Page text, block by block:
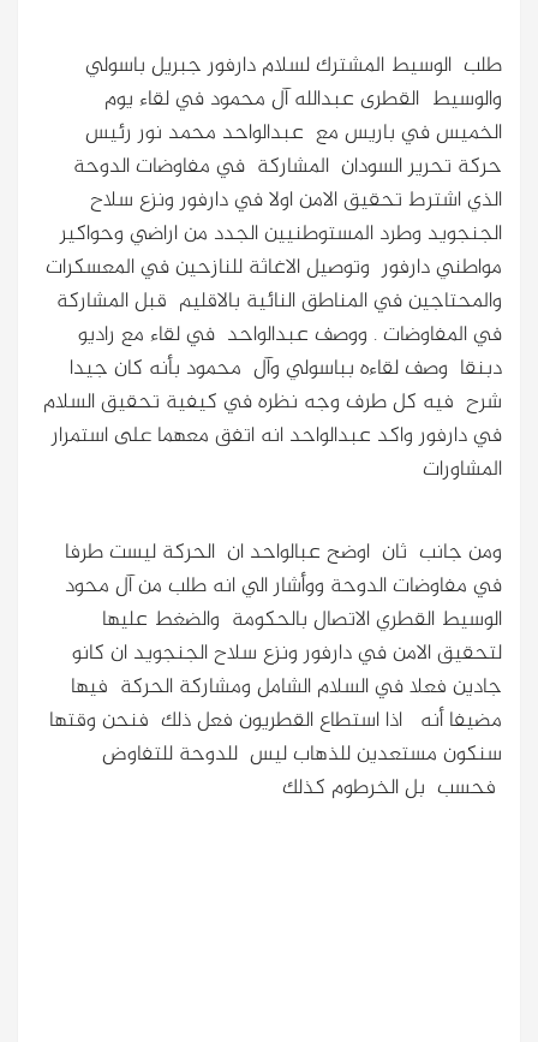
طلب الوسيط المشترك لسلام دارفور جبريل باسولي
والوسيط القطرى عبدالله آل محمود في لقاء يوم
الخميس في باريس مع عبدالواحد محمد نور رئيس
حركة تحرير السودان المشاركة في مفاوضات الدوحة
الذي اشترط تحقيق الامن اولا في دارفور ونزع سلاح
الجنجويد وطرد المستوطنيين الجدد من اراضي وحواكير
مواطني دارفور وتوصيل الاغاثة للنازحين في المعسكرات
والمحتاجين في المناطق النائية بالاقليم قبل المشاركة
في المفاوضات . ووصف عبدالواحد في لقاء مع راديو
دبنقا وصف لقاءه بباسولي وآل محمود بأنه كان جيدا
شرح فيه كل طرف وجه نظره في كيفية تحقيق السلام
في دارفور واكد عبدالواحد انه اتفق معهما على استمرار
المشاورات
ومن جانب ثان اوضح عبالواحد ان الحركة ليست طرفا
في مفاوضات الدوحة ووأشار الي انه طلب من آل محود
الوسيط القطري الاتصال بالحكومة والضغط عليها
لتحقيق الامن في دارفور ونزع سلاح الجنجويد ان كانو
جادين فعلا في السلام الشامل ومشاركة الحركة فيها
مضيفا أنه اذا استطاع القطريون فعل ذلك فنحن وقتها
سنكون مستعدين للذهاب ليس للدوحة للتفاوض
فحسب بل الخرطوم كذلك